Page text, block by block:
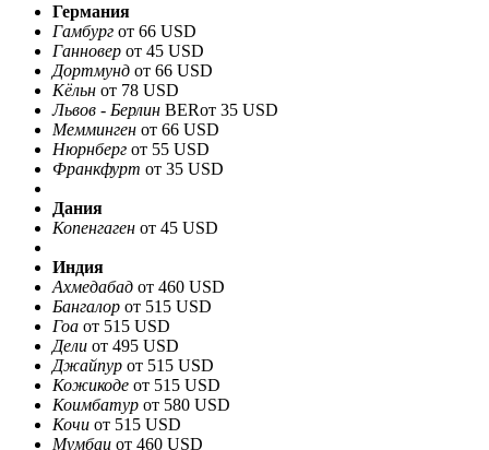
Германия
Гамбург от 66 USD
Ганновер от 45 USD
Дортмунд от 66 USD
Кёльн от 78 USD
Львов - Берлин BERот 35 USD
Мемминген от 66 USD
Нюрнберг от 55 USD
Франкфурт от 35 USD
Дания
Копенгаген от 45 USD
Индия
Ахмедабад от 460 USD
Бангалор от 515 USD
Гоа от 515 USD
Дели от 495 USD
Джайпур от 515 USD
Кожикоде от 515 USD
Коимбатур от 580 USD
Кочи от 515 USD
Мумбаи от 460 USD